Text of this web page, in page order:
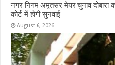
नगर निगम अमृतसर मेयर चुनाव दोबारा
कोर्ट में होगी सुनवाई
August 6, 2026